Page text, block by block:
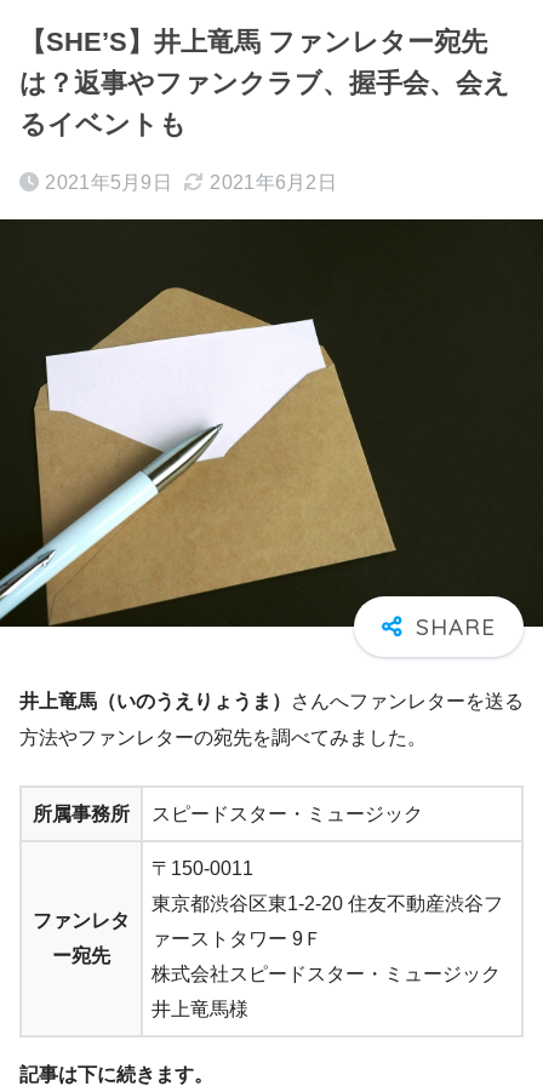
【SHE’S】井上竜馬 ファンレター宛先
は？返事やファンクラブ、握手会、会え
るイベントも
2021年5月9日 2021年6月2日
井上竜馬（いのうえりょうま）
さんへファンレターを送る
方法やファンレターの宛先を調べてみました。
所属事務所 スピードスター・ミュージック
ファンレタ
ー宛先
〒150-0011
東京都渋谷区東1-2-20 住友不動産渋谷フ
ァーストタワー 9Ｆ
株式会社スピードスター・ミュージック
井上竜馬様
記事は下に続きます。